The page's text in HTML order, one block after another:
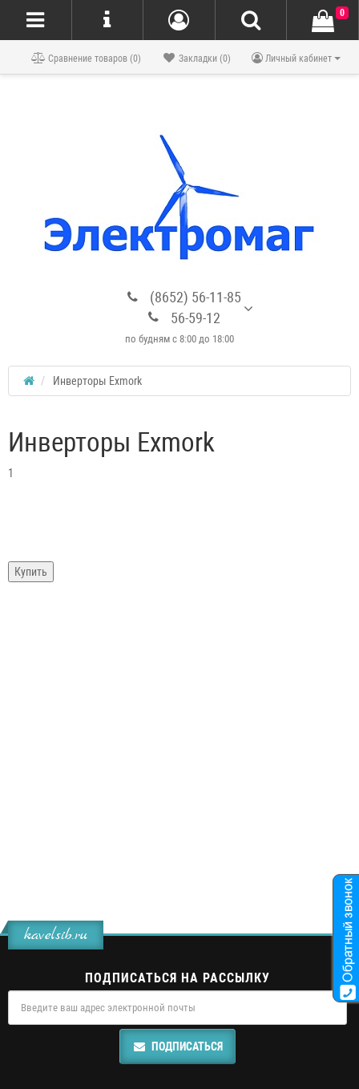
Блог
Личный кабинет
Закладки (0)
Сравнение товаров (0)
(8652) 56-11-85
56-59-12
по будням с 8:00 до 18:00
0
Инверторы Exmork
Инверторы Exmork
1
kavelsib.ru
ПОДПИСАТЬСЯ НА РАССЫЛКУ
ПОДПИСАТЬСЯ